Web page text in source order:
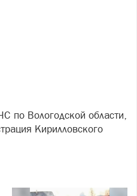
по Вологодской области,
Кирилловского